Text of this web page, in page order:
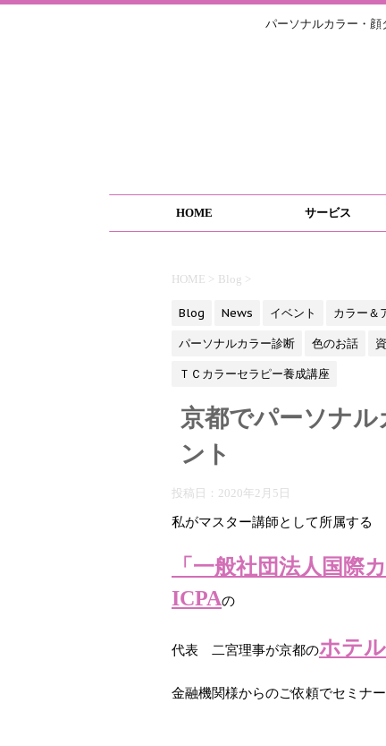
パーソナルカラー
HOME サービス
HOME > Blog >
Blog News イベント カラー＆
パーソナルカラー診断
色のお話
ＴＣカラーセラピー養成講座
京都でパーソナ
ント
投稿日： 2020年2月5日
私がマスター講師として所属する
「一般社団法人国際
ICPAの
代表 二宮理事が京都のホテ
金融機関様からのご依頼でセミナ